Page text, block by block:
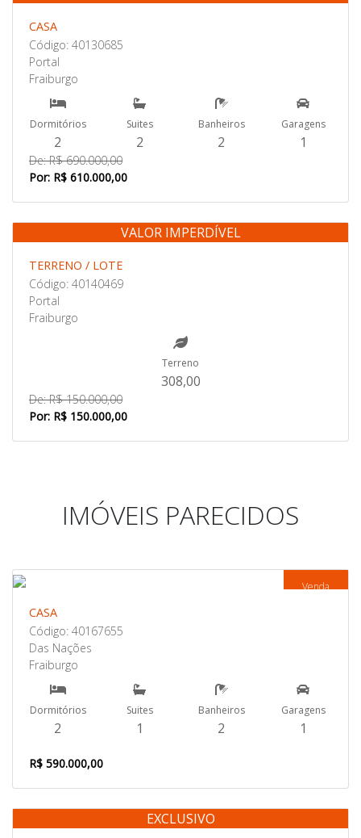
CASA
Código: 40130685
Portal
Fraiburgo
Dormitórios
2
Suites
2
Banheiros
2
Garagens
1
De: R$ 690.000,00
Por: R$ 610.000,00
Venda
VALOR IMPERDÍVEL
TERRENO / LOTE
Código: 40140469
Portal
Fraiburgo
Terreno
308,00
De: R$ 150.000,00
Por: R$ 150.000,00
IMÓVEIS PARECIDOS
Venda
CASA
Código: 40167655
Das Nações
Fraiburgo
Dormitórios
2
Suites
1
Banheiros
2
Garagens
1
R$ 590.000,00
Venda
EXCLUSIVO